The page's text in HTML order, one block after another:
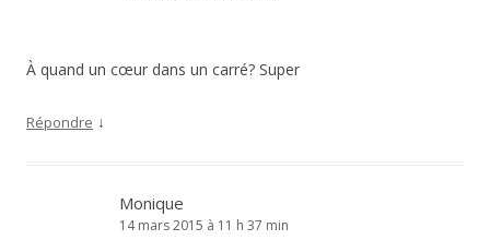
À quand un cœur dans un carré? Super
Répondre ↓
Monique
14 mars 2015 à 11 h 37 min